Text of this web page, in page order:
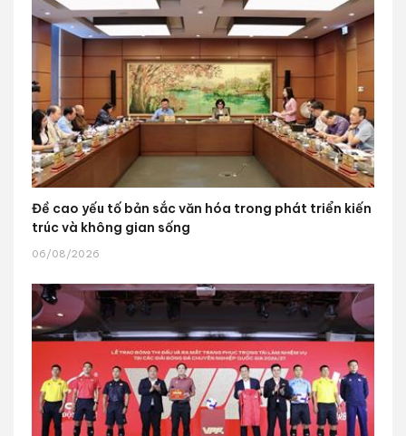
Đề cao yếu tố bản sắc văn hóa trong phát triển kiến
trúc và không gian sống
06/08/2026